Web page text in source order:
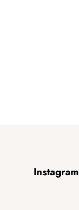
Instagram